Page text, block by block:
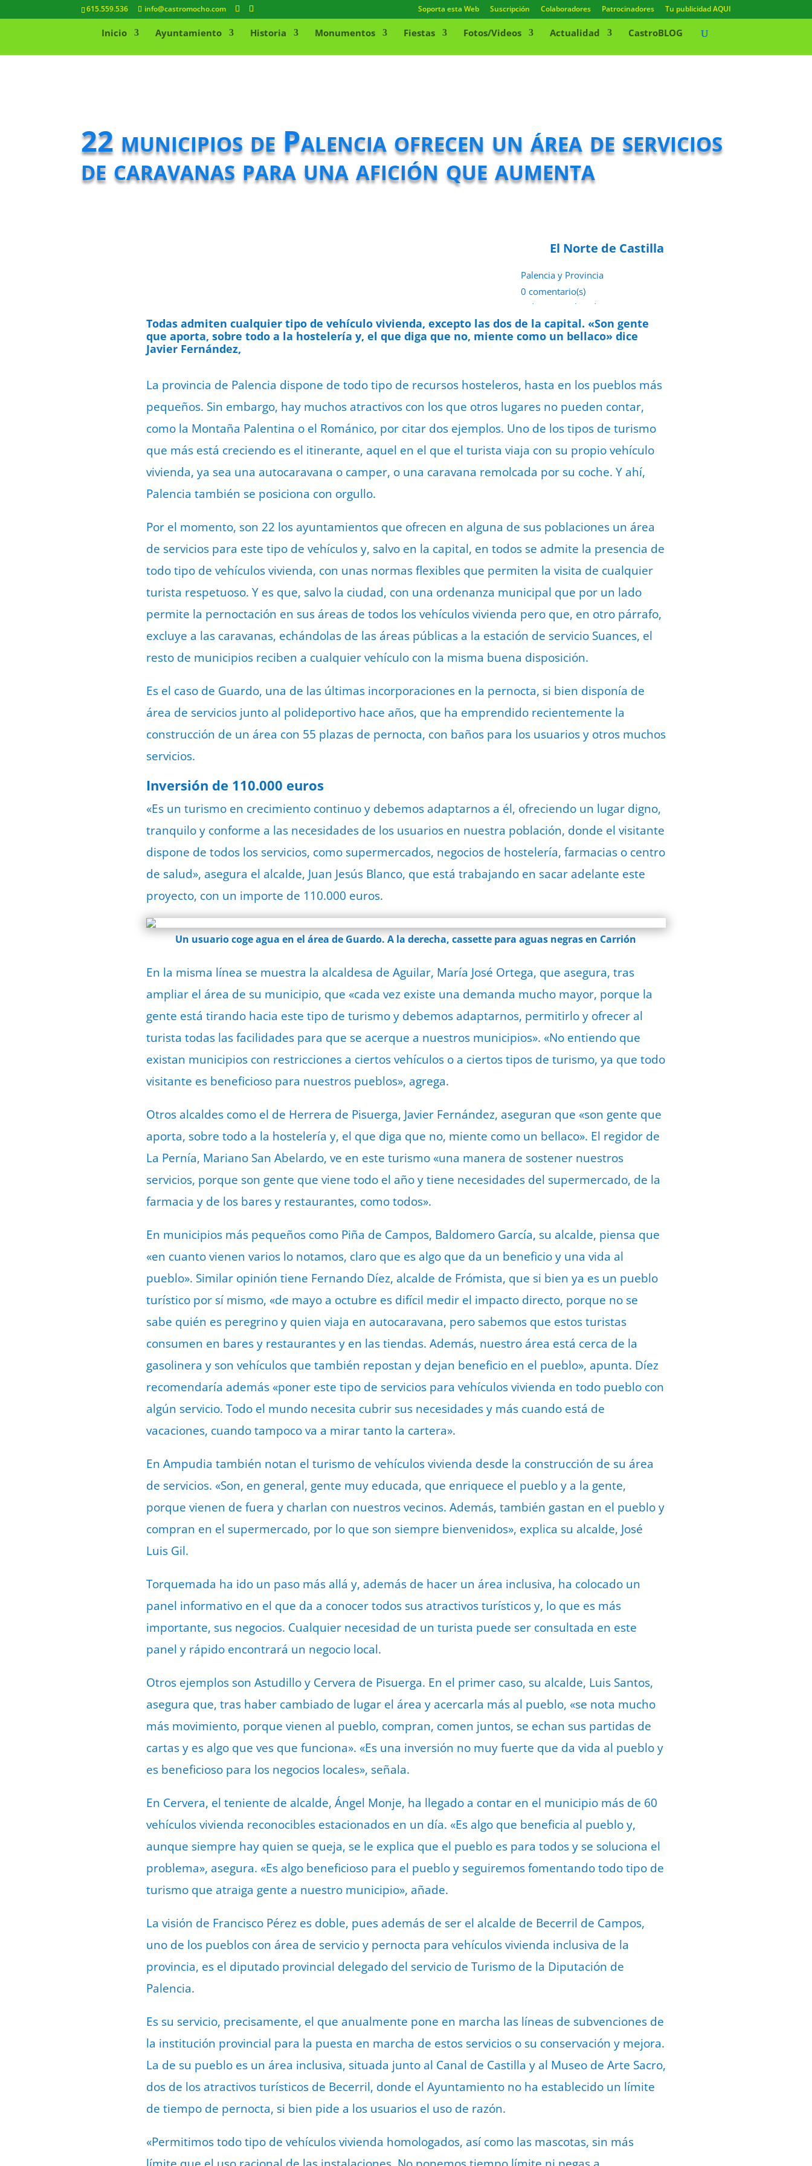
615.559.536 info@castromocho.com Soporta esta Web Suscripción Colaboradores Patrocinadores Tu publicidad AQUI
Inicio Ayuntamiento Historia Monumentos Fiestas Fotos/Videos Actualidad CastroBLOG
22 municipios de Palencia ofrecen un área de servicios
de caravanas para una afición que aumenta
El Norte de Castilla
Palencia y Provincia
0 comentario(s)
1 de septiembre de 2022
Todas admiten cualquier tipo de vehículo vivienda, excepto las dos de la capital. «Son gente
que aporta, sobre todo a la hostelería y, el que diga que no, miente como un bellaco» dice
Javier Fernández,
La provincia de Palencia dispone de todo tipo de recursos hosteleros, hasta en los pueblos más
pequeños. Sin embargo, hay muchos atractivos con los que otros lugares no pueden contar,
como la Montaña Palentina o el Románico, por citar dos ejemplos. Uno de los tipos de turismo
que más está creciendo es el itinerante, aquel en el que el turista viaja con su propio vehículo
vivienda, ya sea una autocaravana o camper, o una caravana remolcada por su coche. Y ahí,
Palencia también se posiciona con orgullo.
Por el momento, son 22 los ayuntamientos que ofrecen en alguna de sus poblaciones un área
de servicios para este tipo de vehículos y, salvo en la capital, en todos se admite la presencia de
todo tipo de vehículos vivienda, con unas normas flexibles que permiten la visita de cualquier
turista respetuoso. Y es que, salvo la ciudad, con una ordenanza municipal que por un lado
permite la pernoctación en sus áreas de todos los vehículos vivienda pero que, en otro párrafo,
excluye a las caravanas, echándolas de las áreas públicas a la estación de servicio Suances, el
resto de municipios reciben a cualquier vehículo con la misma buena disposición.
Es el caso de Guardo, una de las últimas incorporaciones en la pernocta, si bien disponía de
área de servicios junto al polideportivo hace años, que ha emprendido recientemente la
construcción de un área con 55 plazas de pernocta, con baños para los usuarios y otros muchos
servicios.
Inversión de 110.000 euros
«Es un turismo en crecimiento continuo y debemos adaptarnos a él, ofreciendo un lugar digno,
tranquilo y conforme a las necesidades de los usuarios en nuestra población, donde el visitante
dispone de todos los servicios, como supermercados, negocios de hostelería, farmacias o centro
de salud», asegura el alcalde, Juan Jesús Blanco, que está trabajando en sacar adelante este
proyecto, con un importe de 110.000 euros.
Un usuario coge agua en el área de Guardo. A la derecha, cassette para aguas negras en Carrión
En la misma línea se muestra la alcaldesa de Aguilar, María José Ortega, que asegura, tras
ampliar el área de su municipio, que «cada vez existe una demanda mucho mayor, porque la
gente está tirando hacia este tipo de turismo y debemos adaptarnos, permitirlo y ofrecer al
turista todas las facilidades para que se acerque a nuestros municipios». «No entiendo que
existan municipios con restricciones a ciertos vehículos o a ciertos tipos de turismo, ya que todo
visitante es beneficioso para nuestros pueblos», agrega.
Otros alcaldes como el de Herrera de Pisuerga, Javier Fernández, aseguran que «son gente que
aporta, sobre todo a la hostelería y, el que diga que no, miente como un bellaco». El regidor de
La Pernía, Mariano San Abelardo, ve en este turismo «una manera de sostener nuestros
servicios, porque son gente que viene todo el año y tiene necesidades del supermercado, de la
farmacia y de los bares y restaurantes, como todos».
En municipios más pequeños como Piña de Campos, Baldomero García, su alcalde, piensa que
«en cuanto vienen varios lo notamos, claro que es algo que da un beneficio y una vida al
pueblo». Similar opinión tiene Fernando Díez, alcalde de Frómista, que si bien ya es un pueblo
turístico por sí mismo, «de mayo a octubre es difícil medir el impacto directo, porque no se
sabe quién es peregrino y quien viaja en autocaravana, pero sabemos que estos turistas
consumen en bares y restaurantes y en las tiendas. Además, nuestro área está cerca de la
gasolinera y son vehículos que también repostan y dejan beneficio en el pueblo», apunta. Díez
recomendaría además «poner este tipo de servicios para vehículos vivienda en todo pueblo con
algún servicio. Todo el mundo necesita cubrir sus necesidades y más cuando está de
vacaciones, cuando tampoco va a mirar tanto la cartera».
En Ampudia también notan el turismo de vehículos vivienda desde la construcción de su área
de servicios. «Son, en general, gente muy educada, que enriquece el pueblo y a la gente,
porque vienen de fuera y charlan con nuestros vecinos. Además, también gastan en el pueblo y
compran en el supermercado, por lo que son siempre bienvenidos», explica su alcalde, José
Luis Gil.
Torquemada ha ido un paso más allá y, además de hacer un área inclusiva, ha colocado un
panel informativo en el que da a conocer todos sus atractivos turísticos y, lo que es más
importante, sus negocios. Cualquier necesidad de un turista puede ser consultada en este
panel y rápido encontrará un negocio local.
Otros ejemplos son Astudillo y Cervera de Pisuerga. En el primer caso, su alcalde, Luis Santos,
asegura que, tras haber cambiado de lugar el área y acercarla más al pueblo, «se nota mucho
más movimiento, porque vienen al pueblo, compran, comen juntos, se echan sus partidas de
cartas y es algo que ves que funciona». «Es una inversión no muy fuerte que da vida al pueblo y
es beneficioso para los negocios locales», señala.
En Cervera, el teniente de alcalde, Ángel Monje, ha llegado a contar en el municipio más de 60
vehículos vivienda reconocibles estacionados en un día. «Es algo que beneficia al pueblo y,
aunque siempre hay quien se queja, se le explica que el pueblo es para todos y se soluciona el
problema», asegura. «Es algo beneficioso para el pueblo y seguiremos fomentando todo tipo de
turismo que atraiga gente a nuestro municipio», añade.
La visión de Francisco Pérez es doble, pues además de ser el alcalde de Becerril de Campos,
uno de los pueblos con área de servicio y pernocta para vehículos vivienda inclusiva de la
provincia, es el diputado provincial delegado del servicio de Turismo de la Diputación de
Palencia.
Es su servicio, precisamente, el que anualmente pone en marcha las líneas de subvenciones de
la institución provincial para la puesta en marcha de estos servicios o su conservación y mejora.
La de su pueblo es un área inclusiva, situada junto al Canal de Castilla y al Museo de Arte Sacro,
dos de los atractivos turísticos de Becerril, donde el Ayuntamiento no ha establecido un límite
de tiempo de pernocta, si bien pide a los usuarios el uso de razón.
«Permitimos todo tipo de vehículos vivienda homologados, así como las mascotas, sin más